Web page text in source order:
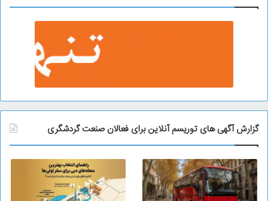
گزارش آگهی های توریسم آنلاین برای فعالان صنعت گردشگری